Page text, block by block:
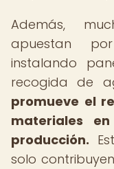
Además,
apuestan
instalando
recogida de
promueve el
materiales
producción.
solo